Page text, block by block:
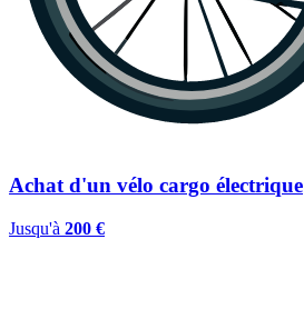
Achat d'un vélo cargo électrique
Jusqu'à 200 €